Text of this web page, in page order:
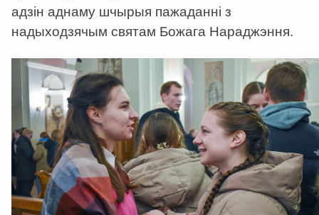
адзін аднаму шчырыя пажаданні з
надыходзячым святам Божага Нараджэння.